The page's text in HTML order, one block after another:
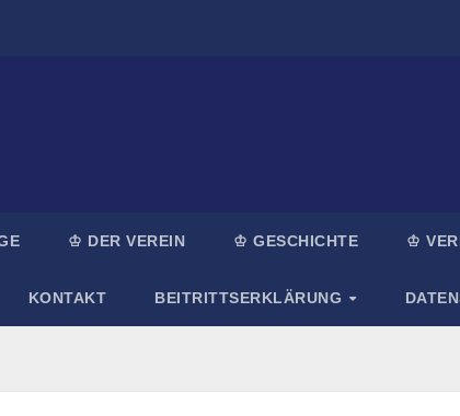
♔ DER VEREIN ♔ GESCHICHTE ♔
KONTAKT BEITRITTSERKLÄRUNG